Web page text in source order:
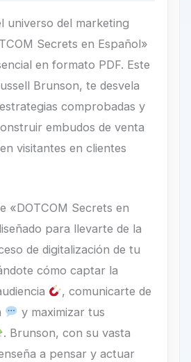
universo del marketing
Secrets en Español»
en formato PDF. Este
Brunson, te desvela
comprobadas y
embudos de venta
visitantes en clientes
«DOTCOM Secrets en
para llevarte de la
de digitalización de tu
cómo captar la
, comunicarte de
y maximizar tus
. Brunson, con su vasta
a pensar y actuar